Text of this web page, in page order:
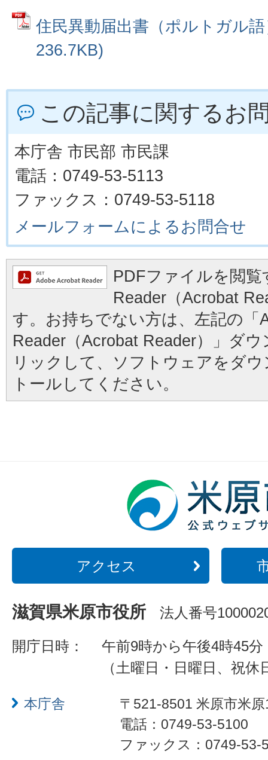
住民異動届出書（ポルトガル
236.7KB)
この記事に関するお
本庁舎 市民部 市民課
電話：0749-53-5113
ファックス：0749-53-5118
メールフォームによるお問合せ
PDFファイルを閲
Reader（Acrobat
す。お持ちでない方は、左記の「
Reader（Acrobat Reader）」ダ
リックして、ソフトウェアをダ
トールしてください。
アクセス
滋賀県米原市役所 法人番号
開庁日時：
午前9時から午後4時45分
（土曜日・日曜日、祝
本庁舎
〒521-8501 米原市米
電話：0749-53-5100
ファックス：0749-53-